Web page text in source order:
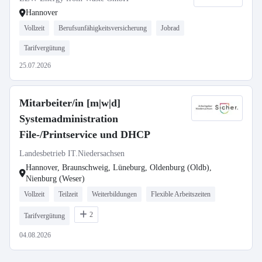
Hannover
Vollzeit Berufsunfähigkeitsversicherung Jobrad
Tarifvergütung
25.07.2026
Mitarbeiter/in [m|w|d]
Systemadministration
File-/Printservice und DHCP
Landesbetrieb IT.Niedersachsen
Hannover, Braunschweig, Lüneburg, Oldenburg (Oldb),
Nienburg (Weser)
Vollzeit Teilzeit Weiterbildungen Flexible Arbeitszeiten
Tarifvergütung 2
04.08.2026